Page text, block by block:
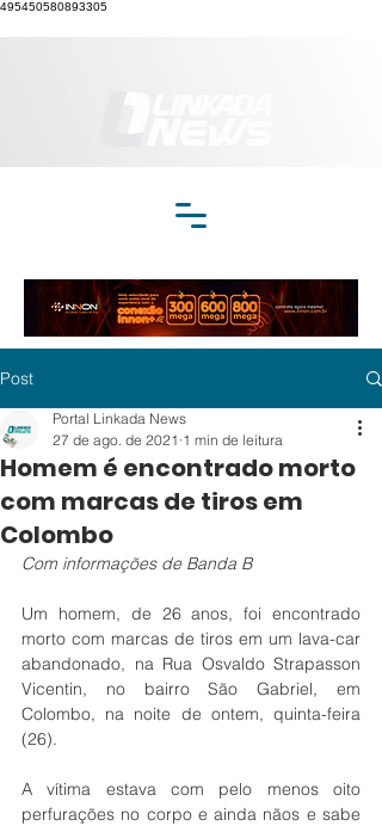
495450580893305
Post
Homem é encontrado morto
com marcas de tiros em
Colombo
Portal Linkada News
27 de ago. de 2021 1 min de leitura
Com informações de Banda B
Um homem, de 26 anos, foi encontrado
morto com marcas de tiros em um lava-car
abandonado, na Rua Osvaldo Strapasson
Vicentin, no bairro São Gabriel, em
Colombo, na noite de ontem, quinta-feira
(26).
A vítima estava com pelo menos oito
perfurações no corpo e ainda nãos e sabe